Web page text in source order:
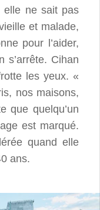
elle ne sait pas
et malade,
pour l’aider,
s’arrête. Cihan
les yeux. «
nos maisons,
que quelqu’un
est marqué.
quand elle
ans.